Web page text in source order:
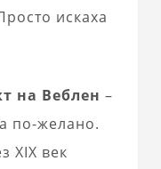
искаха
на Веблен –
по-желано.
XIX век